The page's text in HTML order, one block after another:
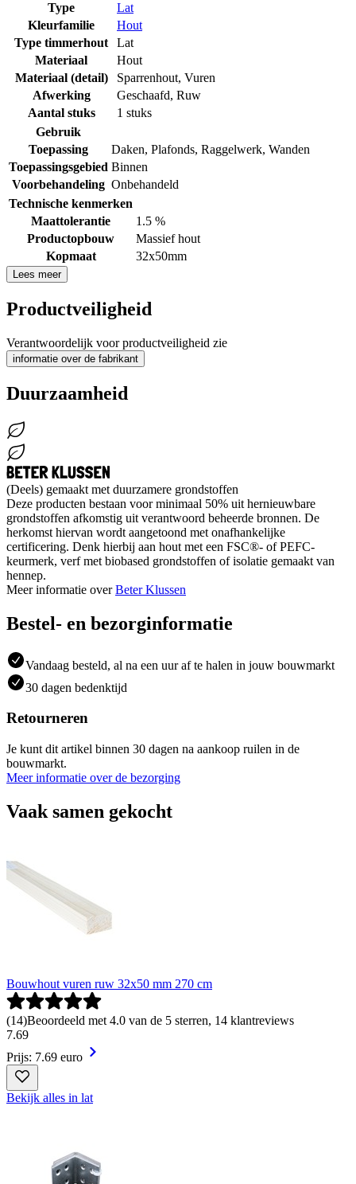
Type
Lat
Kleurfamilie
Hout
Type timmerhout
Lat
Materiaal
Hout
Materiaal (detail)
Sparrenhout, Vuren
Afwerking
Geschaafd, Ruw
Aantal stuks
1 stuks
Gebruik
Toepassing
Daken, Plafonds, Raggelwerk, Wanden
Toepassingsgebied Binnen
Voorbehandeling Onbehandeld
Technische kenmerken
Maattolerantie
1.5 %
Productopbouw
Massief hout
Kopmaat
32x50mm
Lees meer
Productveiligheid
Verantwoordelijk voor productveiligheid zie
informatie over de fabrikant
Duurzaamheid
(Deels) gemaakt met duurzamere grondstoffen
Deze producten bestaan voor minimaal 50% uit hernieuwbare
grondstoffen afkomstig uit verantwoord beheerde bronnen. De
herkomst hiervan wordt aangetoond met onafhankelijke
certificering. Denk hierbij aan hout met een FSC®- of PEFC-
keurmerk, verf met biobased grondstoffen of isolatie gemaakt van
hennep.
Meer informatie overBeter Klussen
Bestel- en bezorginformatie
Vandaag besteld, al na een uur af te halen in jouw bouwmarkt
30 dagen bedenktijd
Retourneren
Je kunt dit artikel binnen 30 dagen na aankoop ruilen in de
bouwmarkt.
Meer informatie over de bezorging
Vaak samen gekocht
Bouwhout vuren ruw 32x50 mm 270 cm
(14)Beoordeeld met 4.0 van de 5 sterren, 14 klantreviews
7.69
Prijs: 7.69 euro
Bekijk alles in lat